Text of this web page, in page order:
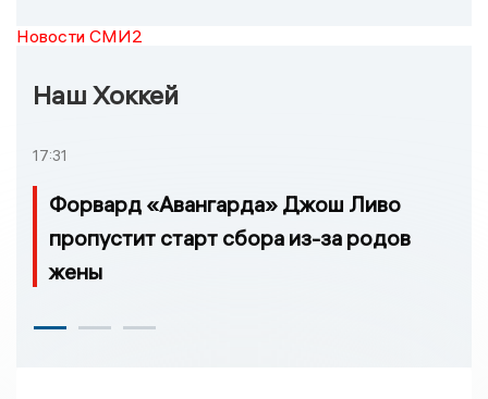
Новости СМИ2
Наш Хоккей
17:31
Форвард «Авангарда» Джош Ливо
пропустит старт сбора из-за родов
жены